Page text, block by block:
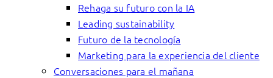
Rehaga su futuro con la IA
Leading sustainability
Futuro de la tecnología
Marketing para la experiencia del cliente
Conversaciones para el mañana